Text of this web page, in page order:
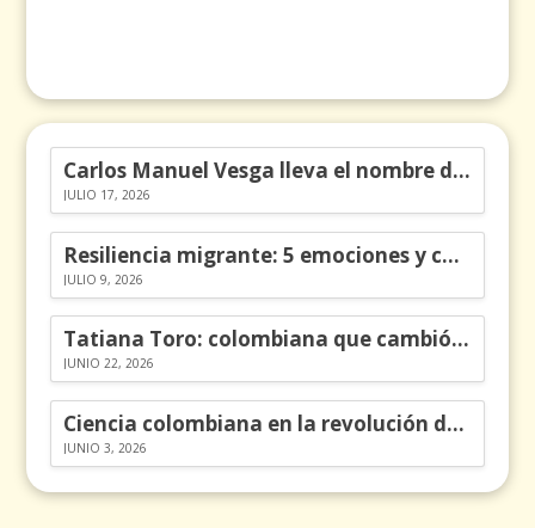
Carlos Manuel Vesga lleva el nombre de Colombia a los Emmy
JULIO 17, 2026
Resiliencia migrante: 5 emociones y cómo gestionarlas
JULIO 9, 2026
Tatiana Toro: colombiana que cambió la historia de las matemáticas
JUNIO 22, 2026
Ciencia colombiana en la revolución de los órganos en chips
JUNIO 3, 2026